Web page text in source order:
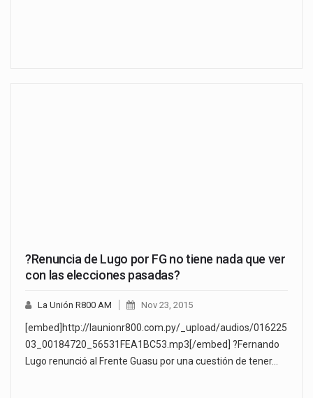
?Renuncia de Lugo por FG no tiene nada que ver
con las elecciones pasadas?
La Unión R800 AM Nov 23, 2015
[embed]http://launionr800.com.py/_upload/audios/016225
03_00184720_56531FEA1BC53.mp3[/embed] ?Fernando
Lugo renunció al Frente Guasu por una cuestión de tener…